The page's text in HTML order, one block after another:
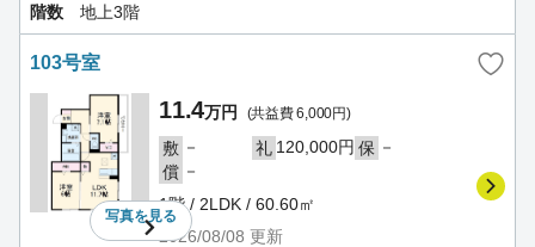
階数
地上3階
103号室
写真を見る
11.4万円 (共益費 6,000円)
敷 － 礼 120,000円 保 －
償 －
1階 / 2LDK / 60.60㎡
2026/08/08 更新